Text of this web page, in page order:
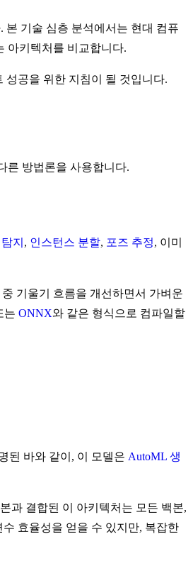
본 기술 심층 분석에서는 현대 컴퓨
아키텍처를 비교합니다.
성공을 위한 지침이 될 것입니다.
른 방법론을 사용합니다.
지 , 인스턴스 분할, 포즈 추정, 이미
기울기 흐름을 개선하면서 가벼운
는 ONNX와 같은 형식으로 컴파일할
된 바와 같이, 이 모델은 AutoML 생
과 결합된 이 아키텍처는 모든 백본,
효율성을 얻을 수 있지만, 복잡한